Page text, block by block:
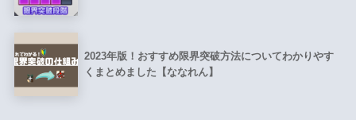
2023年版！おすすめ限界突破方法についてわかりやす
くまとめました【ななれん】